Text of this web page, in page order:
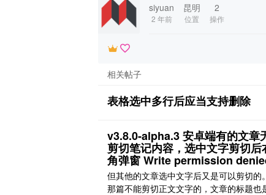
siyuan
2 年前
昆明
位置
2
操作
相关帖子
表格选中多行后应当支持删除
v3.8.0‑alpha.3 安卓端有的文章
剪切笔记内容，选中文字剪切后
角弹窗 Write permission
但其他的文章选中文字后又是可以剪切的
那篇不能剪切正文文字的，文章的标题也